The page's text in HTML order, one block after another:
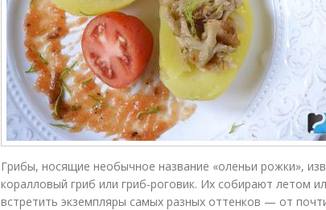
Грибы, носящие необычное название «оленьи рожки»,
коралловый гриб или гриб-роговик. Их собирают летом
встретить экземпляры самых разных оттенков — от